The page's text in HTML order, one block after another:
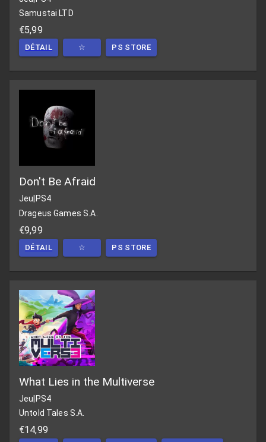
Samustai LTD
€5,99
DÉTAIL ☆ PS STORE
Don't Be Afraid
Jeu PS4
Drageus Games S.A.
€9,99
DÉTAIL ☆ PS STORE
What Lies in the Multiverse
Jeu|PS4
Untold Tales S.A.
€14,99